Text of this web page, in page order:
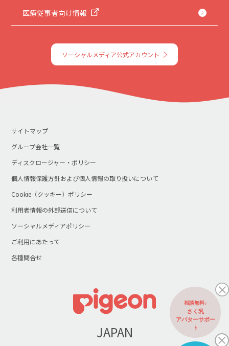
医療従事者向け情報
ソーシャルメディア公式アカウント
サイトマップ
グループ会社一覧
ディスクロージャー・ポリシー
個人情報保護方針および個人情報の取り扱いについて
Cookie（クッキー）ポリシー
利用者情報の外部送信について
ソーシャルメディアポリシー
ご利用にあたって
各種問合せ
JAPAN
相談無料♪
さく乳
アバターサポー
ト